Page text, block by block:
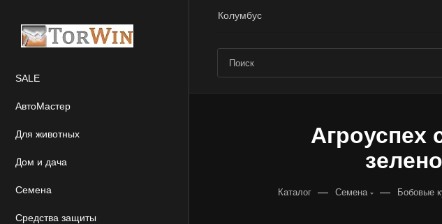
Колумбус
SALE
АвтоМастер
Для животных
Дом и дача
Семена
Средства защиты
Агроуспех
Каталог — Семена — Бобовые